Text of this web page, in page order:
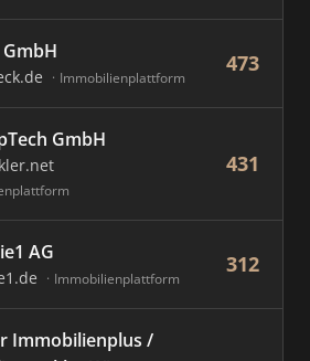
Immobilienplattform
473
GmbH
431
AG
Immobilienplattform
312
Immobilienplus /